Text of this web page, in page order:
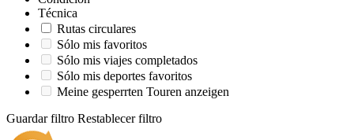
Técnica
Rutas circulares
Sólo mis favoritos
Sólo mis viajes completados
Sólo mis deportes favoritos
Meine gesperrten Touren anzeigen
Guardar filtro Restablecer filtro